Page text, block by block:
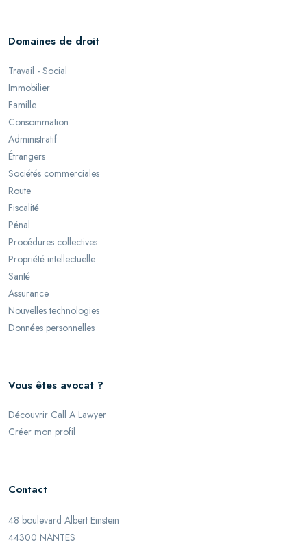
Domaines de droit
Travail - Social
Immobilier
Famille
Consommation
Administratif
Étrangers
Sociétés commerciales
Route
Fiscalité
Pénal
Procédures collectives
Propriété intellectuelle
Santé
Assurance
Nouvelles technologies
Données personnelles
Vous êtes avocat ?
Découvrir Call A Lawyer
Créer mon profil
Contact
48 boulevard Albert Einstein
44300 NANTES